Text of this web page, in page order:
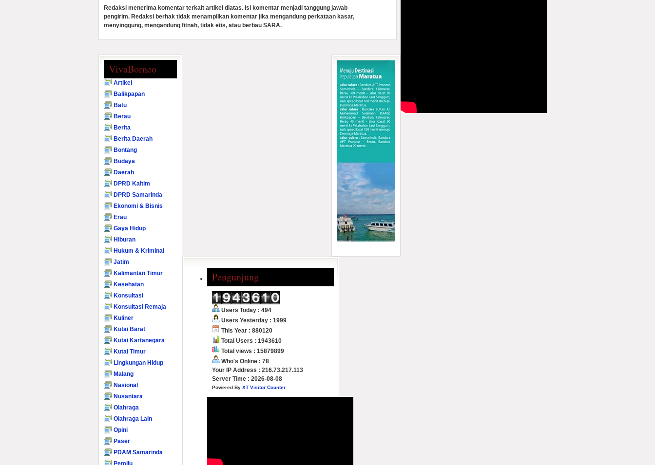
Redaksi menerima komentar terkait artikel diatas. Isi komentar menjadi tanggung jawab
pengirim. Redaksi berhak tidak menampilkan komentar jika mengandung perkataan kasar,
menyinggung, mengandung fitnah, tidak etis, atau berbau SARA.
VivaBorneo
Artikel
Balikpapan
Batu
Berau
Berita
Berita Daerah
Bontang
Budaya
Daerah
DPRD Kaltim
DPRD Samarinda
Ekonomi & Bisnis
Erau
Gaya Hidup
Hiburan
Hukum & Kriminal
Jatim
Kalimantan Timur
Kesehatan
Konsultasi
Konsultasi Remaja
Kuliner
Kutai Barat
Kutai Kartanegara
Kutai Timur
Lingkungan Hidup
Malang
Nasional
Nusantara
Olahraga
Olahraga Lain
Opini
Paser
PDAM Samarinda
Pemilu
Pengunjung
Users Today : 494
Users Yesterday : 1999
This Year : 880120
Total Users : 1943610
Total views : 15879899
Who's Online : 78
Your IP Address : 216.73.217.113
Server Time : 2026-08-08
Powered By XT Visitor Counter